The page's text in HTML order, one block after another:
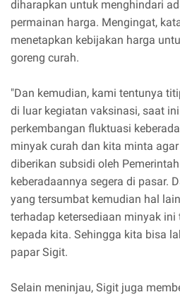
diharapkan untuk menghindari
permainan harga. Mengingat,
menetapkan kebijakan harga
goreng curah.
"Dan kemudian, kami tentunya
di luar kegiatan vaksinasi, saat
perkembangan fluktuasi
minyak curah dan kita minta
diberikan subsidi oleh
keberadaannya segera di pasar.
yang tersumbat kemudian hal
terhadap ketersediaan minyak
kepada kita. Sehingga kita bisa
papar Sigit.
Selain meninjau, Sigit juga